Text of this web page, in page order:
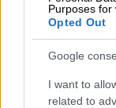
Purposes for
Opted Out
Google
I want to
related to
καράβι. Για
ακτογραμμή
παραλίες
απολαύσεις
το άγχος